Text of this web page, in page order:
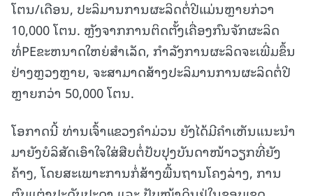
ໂຕນ/ເດືອນ, ປະລິມານການຜະລິດຕໍ່ປີແມ່ນຫຼາຍກ່ວາ
10,000 ໂຕນ. ຫຼັງຈາກການຕິດຕັ້ງເຄື່ອງກົນຈັກຜະລິດ
ທໍ່PEຂະຫນາດໃຫຍ່ສຳເລັດ, ກໍາລັງການຜະລິດຈະເພີ່ມຂຶ້ນ
ຢ່າງຫຼວງຫຼາຍ, ຈະສາມາດສ້າງປະລິມານການຜະລິດຕໍ່ປີ
ຫຼາຍກວ່າ 50,000 ໂຕນ.
ໂອກາດນີ້ ທ່ານເຈົ້າແຂວງຄໍາມ່ວນ ຍັງໄດ້ມີຄໍາເຫັນແນະນໍາ
ມາຍັງບໍລິສັດເອົາໃຈໃສ່ສືບຕໍ່ປັບປຸງບັນດາໜ້າວຽກທີ່ຍັງ
ຄ້າງ, ໂດຍສະເພາະການກໍ່ສ້າງພື້ນຖານໂຄງລ່າງ, ການ